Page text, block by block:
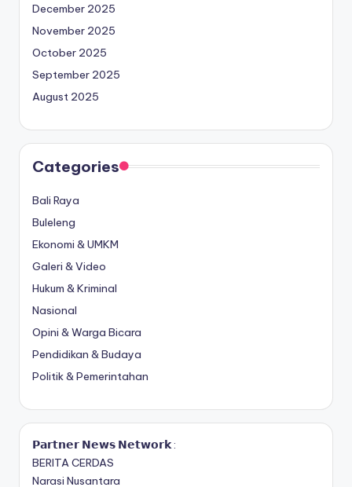
December 2025
November 2025
October 2025
September 2025
August 2025
Categories
Bali Raya
Buleleng
Ekonomi & UMKM
Galeri & Video
Hukum & Kriminal
Nasional
Opini & Warga Bicara
Pendidikan & Budaya
Politik & Pemerintahan
𝗣𝗮𝗿𝘁𝗻𝗲𝗿 𝗡𝗲𝘄𝘀 𝗡𝗲𝘁𝘄𝗼𝗿𝗸 :
BERITA CERDAS
Narasi Nusantara